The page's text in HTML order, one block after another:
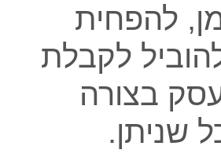
להפחית
לקבלת
בצורה
שניתן.